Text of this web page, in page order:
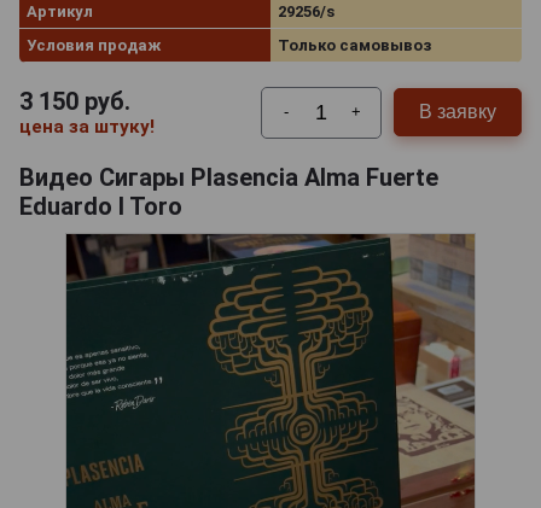
Артикул
29256/s
Условия продаж
Только самовывоз
3 150 руб.
цена за штуку!
- + В заявку
Видео Сигары Plasencia Alma Fuerte
Eduardo I Toro